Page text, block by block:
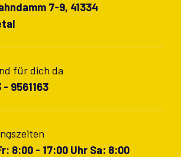
7-9, 41334
für dich da
- 9561163
8:00 - 17:00 Uhr Sa: 8:00